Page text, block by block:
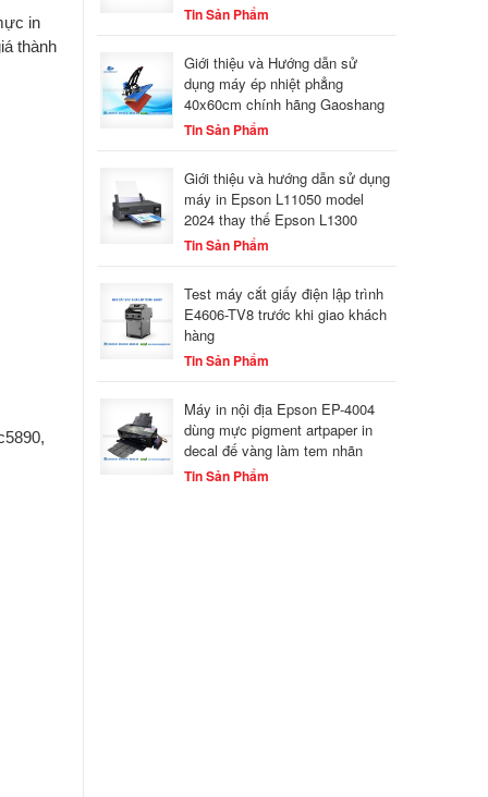
in
thành
Tin Sản Phẩm
Giới thiệu và Hướng dẫn sử
dụng máy ép nhiệt phẳng
40x60cm chính hãng Gaoshang
Tin Sản Phẩm
Giới thiệu và hướng dẫn sử dụng
máy in Epson L11050 model
2024 thay thế Epson L1300
Tin Sản Phẩm
Test máy cắt giấy điện lập trình
E4606-TV8 trước khi giao khách
hàng
Tin Sản Phẩm
Máy in nội địa Epson EP-4004
dùng mực pigment artpaper in
decal đế vàng làm tem nhãn
Tin Sản Phẩm